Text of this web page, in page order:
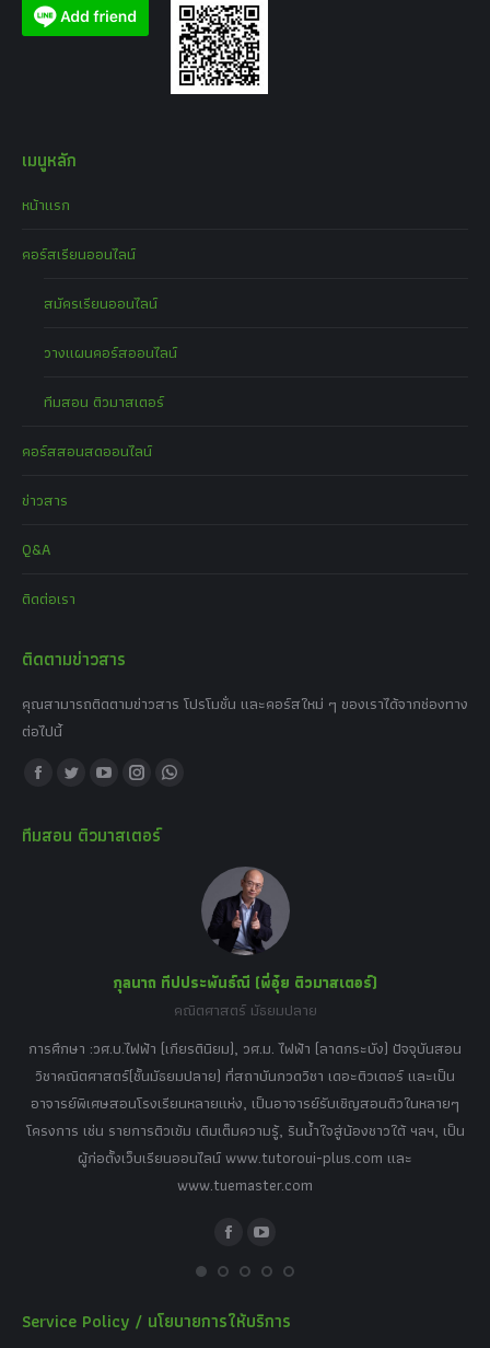
เมนูหลัก
หน้าแรก
คอร์สเรียนออนไลน์
สมัครเรียนออนไลน์
วางแผนคอร์สออนไลน์
ทีมสอน ติวมาสเตอร์
คอร์สสอนสดออนไลน์
ข่าวสาร
Q&A
ติดต่อเรา
ติดตามข่าวสาร
คุณสามารถติดตามข่าวสาร โปรโมชั่น และคอร์สใหม่ ๆ ของเราได้จากช่องทาง
ต่อไปนี้
Find us on:
Facebook
opens
Twitter
opens
YouTube
opens
Instagram
opens
Whatsapp
window
ทีมสอน ติวมาสเตอร์
กุลนาถ ทีปประพันธ์ณี (พี่อุ๋ย ติวมาสเตอร์)
คณิตศาสตร์ มัธยมปลาย
การศึกษา :วศ.บ.ไฟฟ้า (เกียรตินิยม), วศ.ม. ไฟฟ้า (ลาดกระบัง) ปัจจุบันสอน
วิชาคณิตศาสตร์(ชั้นมัธยมปลาย) ที่สถาบันกวดวิชา เดอะติวเตอร์ และเป็น
อาจารย์พิเศษสอนโรงเรียนหลายแห่ง, เป็นอาจารย์รับเชิญสอนติวในหลายๆ
โครงการ เช่น รายการติวเข้ม เติมเต็มความรู้, รินน้ำใจสู่น้องชาวใต้ ฯลฯ, เป็น
ผู้ก่อตั้งเว็บเรียนออนไลน์ www.tutoroui-plus.com และ
www.tuemaster.com
FacebookYouTube
Service Policy / นโยบายการให้บริการ